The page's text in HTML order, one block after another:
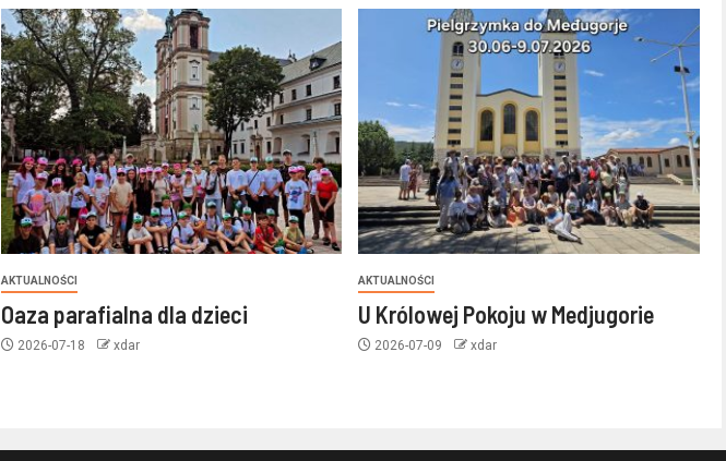
AKTUALNOŚCI
Oaza parafialna dla dzieci
2026-07-18 xdar
AKTUALNOŚCI
U Królowej Pokoju w Medjugorie
2026-07-09 xdar